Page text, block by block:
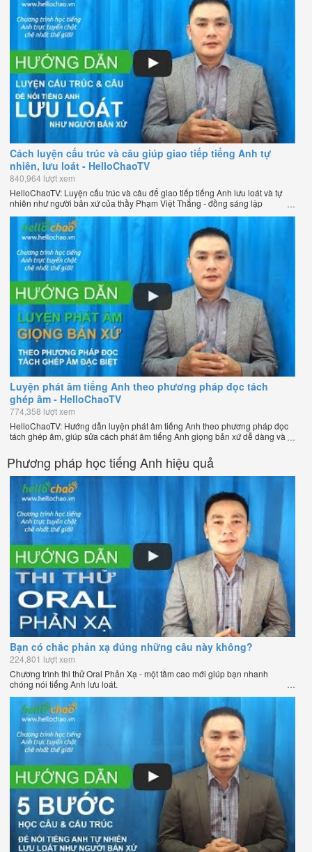
Cách luyện cấu trúc và câu giúp giao tiếp tiếng Anh tự
nhiên, lưu loát - HelloChaoTV
840,964 lượt xem
HelloChaoTV: Luyện cấu trúc và câu để giao tiếp tiếng Anh lưu loát và tự
nhiên như người bản xứ của thầy Phạm Việt Thắng - đồng sáng lập
Luyện phát âm tiếng Anh theo phương pháp đọc tách
ghép âm - HelloChaoTV
774,358 lượt xem
HelloChaoTV: Hướng dẫn luyện phát âm tiếng Anh theo phương pháp đọc
tách ghép âm, giúp sửa cách phát âm tiếng Anh giọng bản xứ dễ dàng và
Chương trình dạy tiếng Anh trực tuyến chặt chẽ nhất thế giới!
Phương pháp học tiếng Anh hiệu quả
Bạn có chắc phản xạ đúng những câu này không?
224,801 lượt xem
Chương trình thi thử Oral Phản Xạ - một tầm cao mới giúp bạn nhanh
chóng nói tiếng Anh lưu loát.